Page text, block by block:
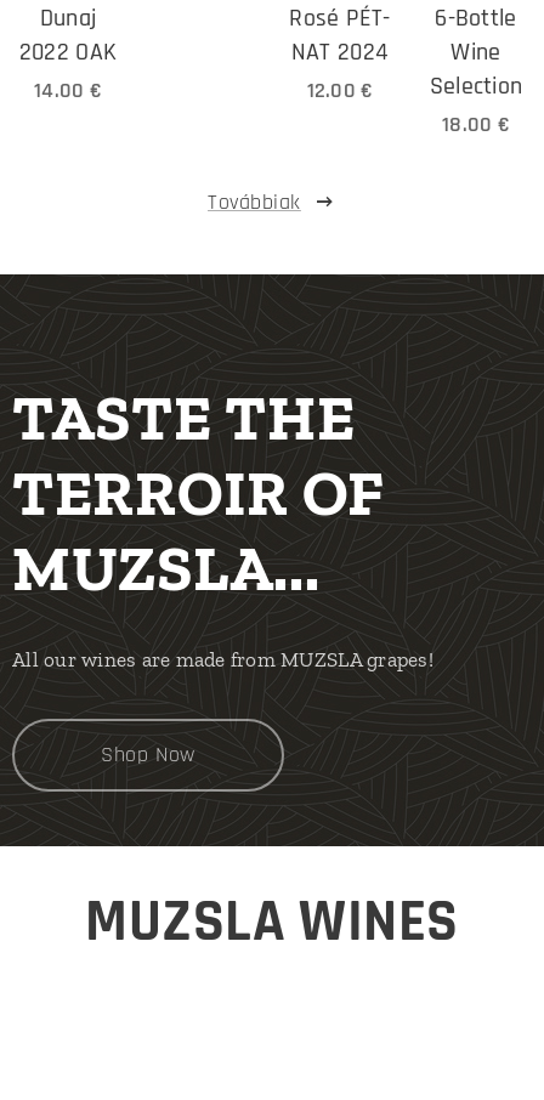
Dunaj
2022 OAK
14.00 €
Rosé PÉT-
NAT 2024
12.00 €
6-Bottle
Wine
Selection
18.00 €
Továbbiak
TASTE THE
TERROIR OF
MUZSLA...
All our wines are made from MUZSLA grapes!
Shop Now
MUZSLA WINES